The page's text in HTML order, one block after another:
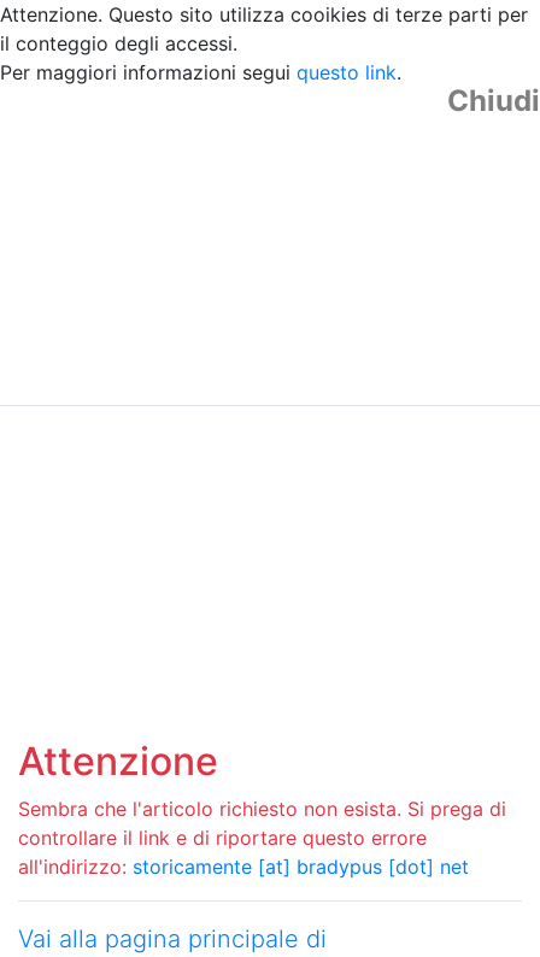
Attenzione. Questo sito utilizza cooikies di terze parti per
il conteggio degli accessi.
Per maggiori informazioni segui questo link.
Chiudi
Attenzione
Sembra che l'articolo richiesto non esista. Si prega di
controllare il link e di riportare questo errore
all'indirizzo: storicamente [at] bradypus [dot] net
Vai alla pagina principale di